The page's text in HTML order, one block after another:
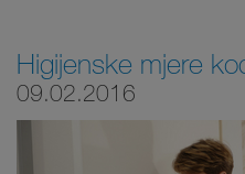
Higijenske mjere
09.02.2016